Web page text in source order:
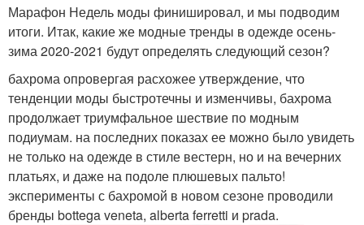
Марафон Недель моды финишировал, и мы подводим
итоги. Итак, какие же модные тренды в одежде осень-
зима 2020-2021 будут определять следующий сезон?
бахрома опровергая расхожее утверждение, что
тенденции моды быстротечны и изменчивы, бахрома
продолжает триумфальное шествие по модным
подиумам. на последних показах ее можно было увидеть
не только на одежде в стиле вестерн, но и на вечерних
платьях, и даже на подоле плюшевых пальто!
эксперименты с бахромой в новом сезоне проводили
бренды bottega veneta, alberta ferretti и prada.